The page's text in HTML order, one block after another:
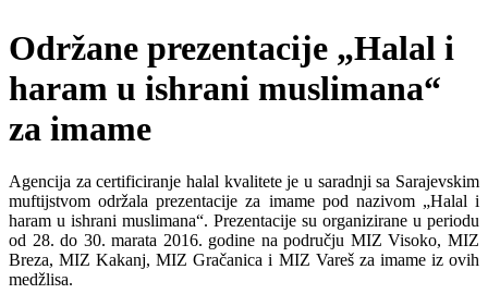
Održane prezentacije „Halal i
haram u ishrani muslimana“
za imame
Agencija za certificiranje halal kvalitete je u saradnji sa Sarajevskim
muftijstvom održala prezentacije za imame pod nazivom „Halal i
haram u ishrani muslimana“. Prezentacije su organizirane u periodu
od 28. do 30. marata 2016. godine na području MIZ Visoko, MIZ
Breza, MIZ Kakanj, MIZ Gračanica i MIZ Vareš za imame iz ovih
medžlisa.